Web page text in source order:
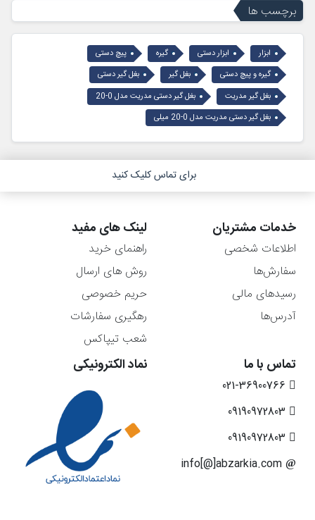
برچسب ها
ابزار ابزار دستی گیره
پیچ دستی
گیره و پیچ دستی
بغل گیر
بغل گیر دستی
بغل گیر مدریت
بغل گیر دستی مدریت مدل 0-20
بغل گیر دستی مدریت مدل 0-20 میلی
برای تماس کلیک کنید
خدمات مشتریان
اطلاعات شخصی
سفارش‌ها
رسیدهای مالی
آدرس‌ها
لینک های مفید
راهنمای خرید
روش های ارسال
حریم خصوصی
رهگیری سفارشات
شعب تیپاکس
تماس با ما نماد الکترونیکی